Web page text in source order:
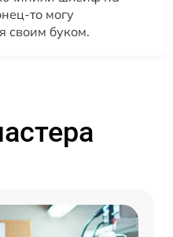
то могу
своим буком.